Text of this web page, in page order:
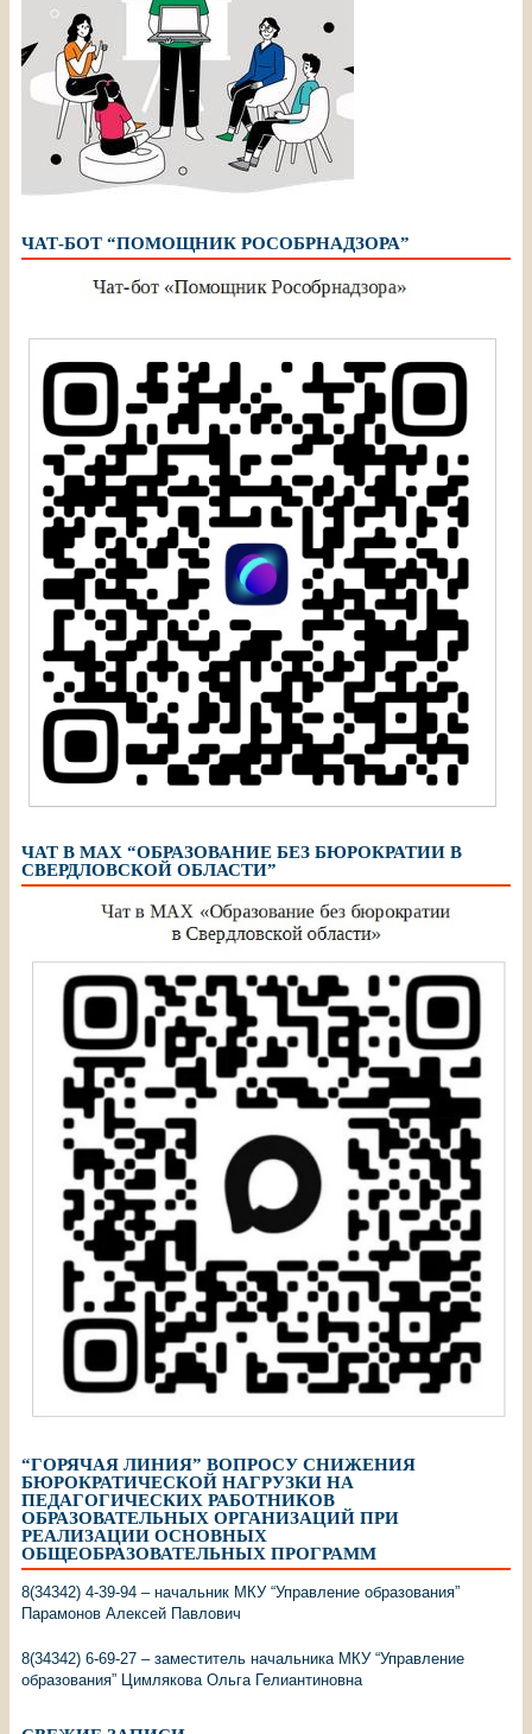
ЧАТ-БОТ “ПОМОЩНИК РОСОБРНАДЗОРА”
ЧАТ В МАХ “ОБРАЗОВАНИЕ БЕЗ БЮРОКРАТИИ В
СВЕРДЛОВСКОЙ ОБЛАСТИ”
“ГОРЯЧАЯ ЛИНИЯ” ВОПРОСУ СНИЖЕНИЯ
БЮРОКРАТИЧЕСКОЙ НАГРУЗКИ НА
ПЕДАГОГИЧЕСКИХ РАБОТНИКОВ
ОБРАЗОВАТЕЛЬНЫХ ОРГАНИЗАЦИЙ ПРИ
РЕАЛИЗАЦИИ ОСНОВНЫХ
ОБЩЕОБРАЗОВАТЕЛЬНЫХ ПРОГРАММ
8(34342) 4-39-94 – начальник МКУ “Управление образования”
Парамонов Алексей Павлович
8(34342) 6-69-27 – заместитель начальника МКУ “Управление
образования” Цимлякова Ольга Гелиантиновна